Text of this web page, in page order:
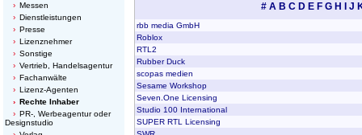
Messen
Dienstleistungen
Presse
Lizenznehmer
Sonstige
Vertrieb, Handelsagentur
Fachanwälte
Lizenz-Agenten
Rechte Inhaber
PR-, Werbeagentur oder
Designstudio
# A B C D E F G H J
rbb media GmbH
Roblox
RTL2
Rubber Duck
scopas medien
Sesame Workshop
Seven.One Licensing
Studio 100 International
SUPER RTL Licensing